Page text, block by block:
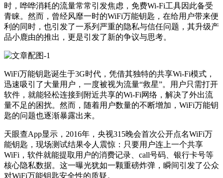
时，哗哗消耗的流量常常引发焦虑，免费Wi-Fi工具因此备受
青睐。然而，曾经风靡一时的WiFi万能钥匙，在给用户带来便
利的同时，也引发了一系列严重的隐私与信任问题，其升级产
品小鹿由的推出，更是引发了新的争议与思考。
WiFi万能钥匙诞生于3G时代，凭借其独特的共享Wi-Fi模式，
迅速吸引了大量用户，一度被视为流量“救星”。用户只需打开
软件，就能轻松连接到附近共享的Wi-Fi网络，解决了外出流
量不足的困扰。然而，随着用户数量的不断增加，WiFi万能钥
匙的问题也逐渐暴露出来。
天眼查App显示，2016年，央视315晚会首次公开点名WiFi万
能钥匙，现场测试结果令人震惊：只要用户连上一个共享
WiFi，软件就能提取用户的消费记录、call号码、银行卡号等
核心隐私数据。这一曝光犹如一颗重磅炸弹，瞬间引发了公众
对WiFi万能钥匙安全性的质疑。